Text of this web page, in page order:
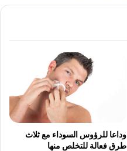
وداعا للرؤوس السوداء مع ثلاث
طرق فعالة للتخلص منها